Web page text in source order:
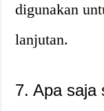
digunakan
lanjutan.
7. Apa saja